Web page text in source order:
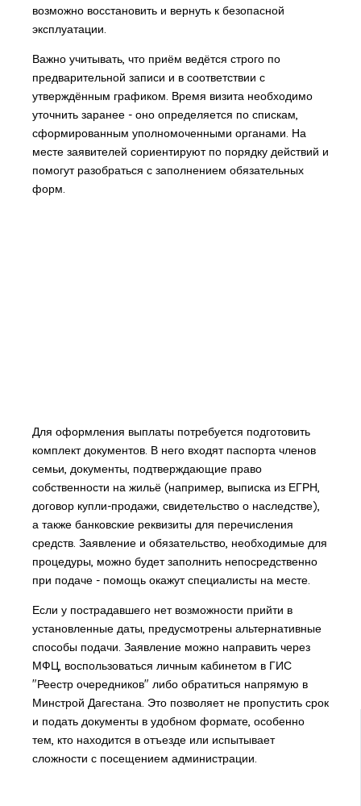
возможно восстановить и вернуть к безопасной
эксплуатации.
Важно учитывать, что приём ведётся строго по
предварительной записи и в соответствии с
утверждённым графиком. Время визита необходимо
уточнить заранее - оно определяется по спискам,
сформированным уполномоченными органами. На
месте заявителей сориентируют по порядку действий и
помогут разобраться с заполнением обязательных
форм.
Для оформления выплаты потребуется подготовить
комплект документов. В него входят паспорта членов
семьи, документы, подтверждающие право
собственности на жильё (например, выписка из ЕГРН,
договор купли-продажи, свидетельство о наследстве),
а также банковские реквизиты для перечисления
средств. Заявление и обязательство, необходимые для
процедуры, можно будет заполнить непосредственно
при подаче - помощь окажут специалисты на месте.
Если у пострадавшего нет возможности прийти в
установленные даты, предусмотрены альтернативные
способы подачи. Заявление можно направить через
МФЦ, воспользоваться личным кабинетом в ГИС
"Реестр очередников" либо обратиться напрямую в
Минстрой Дагестана. Это позволяет не пропустить срок
и подать документы в удобном формате, особенно
тем, кто находится в отъезде или испытывает
сложности с посещением администрации.